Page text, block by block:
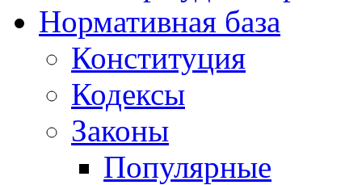
Нормативная база
Конституция
Кодексы
Законы
Популярные